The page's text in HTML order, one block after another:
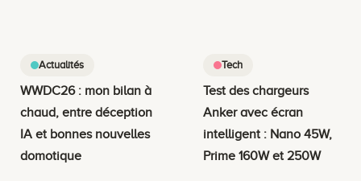
Actualités
WWDC26 : mon bilan à
chaud, entre déception
IA et bonnes nouvelles
domotique
Tech
Test des chargeurs
Anker avec écran
intelligent : Nano 45W,
Prime 160W et 250W